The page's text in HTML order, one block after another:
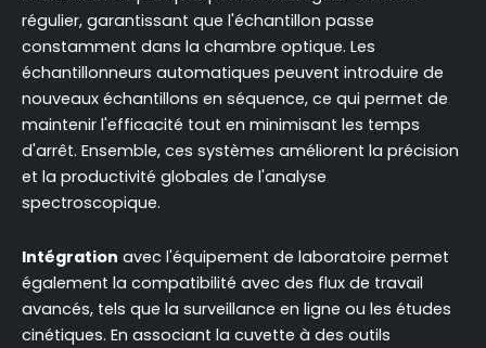
régulier, garantissant que l'échantillon passe
constamment dans la chambre optique. Les
échantillonneurs automatiques peuvent introduire de
nouveaux échantillons en séquence, ce qui permet de
maintenir l'efficacité tout en minimisant les temps
d'arrêt. Ensemble, ces systèmes améliorent la précision
et la productivité globales de l'analyse
spectroscopique.
Intégration avec l'équipement de laboratoire permet
également la compatibilité avec des flux de travail
avancés, tels que la surveillance en ligne ou les études
cinétiques. En associant la cuvette à des outils